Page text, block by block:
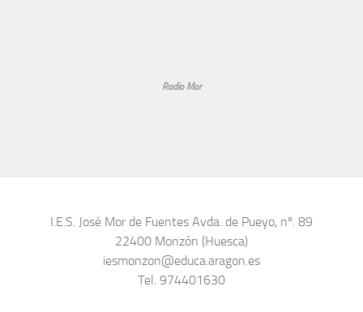
Radio Mor
I.E.S. José Mor de Fuentes Avda. de Pueyo, nº. 89
22400 Monzón (Huesca)
iesmonzon@educa.aragon.es
Tel. 974401630